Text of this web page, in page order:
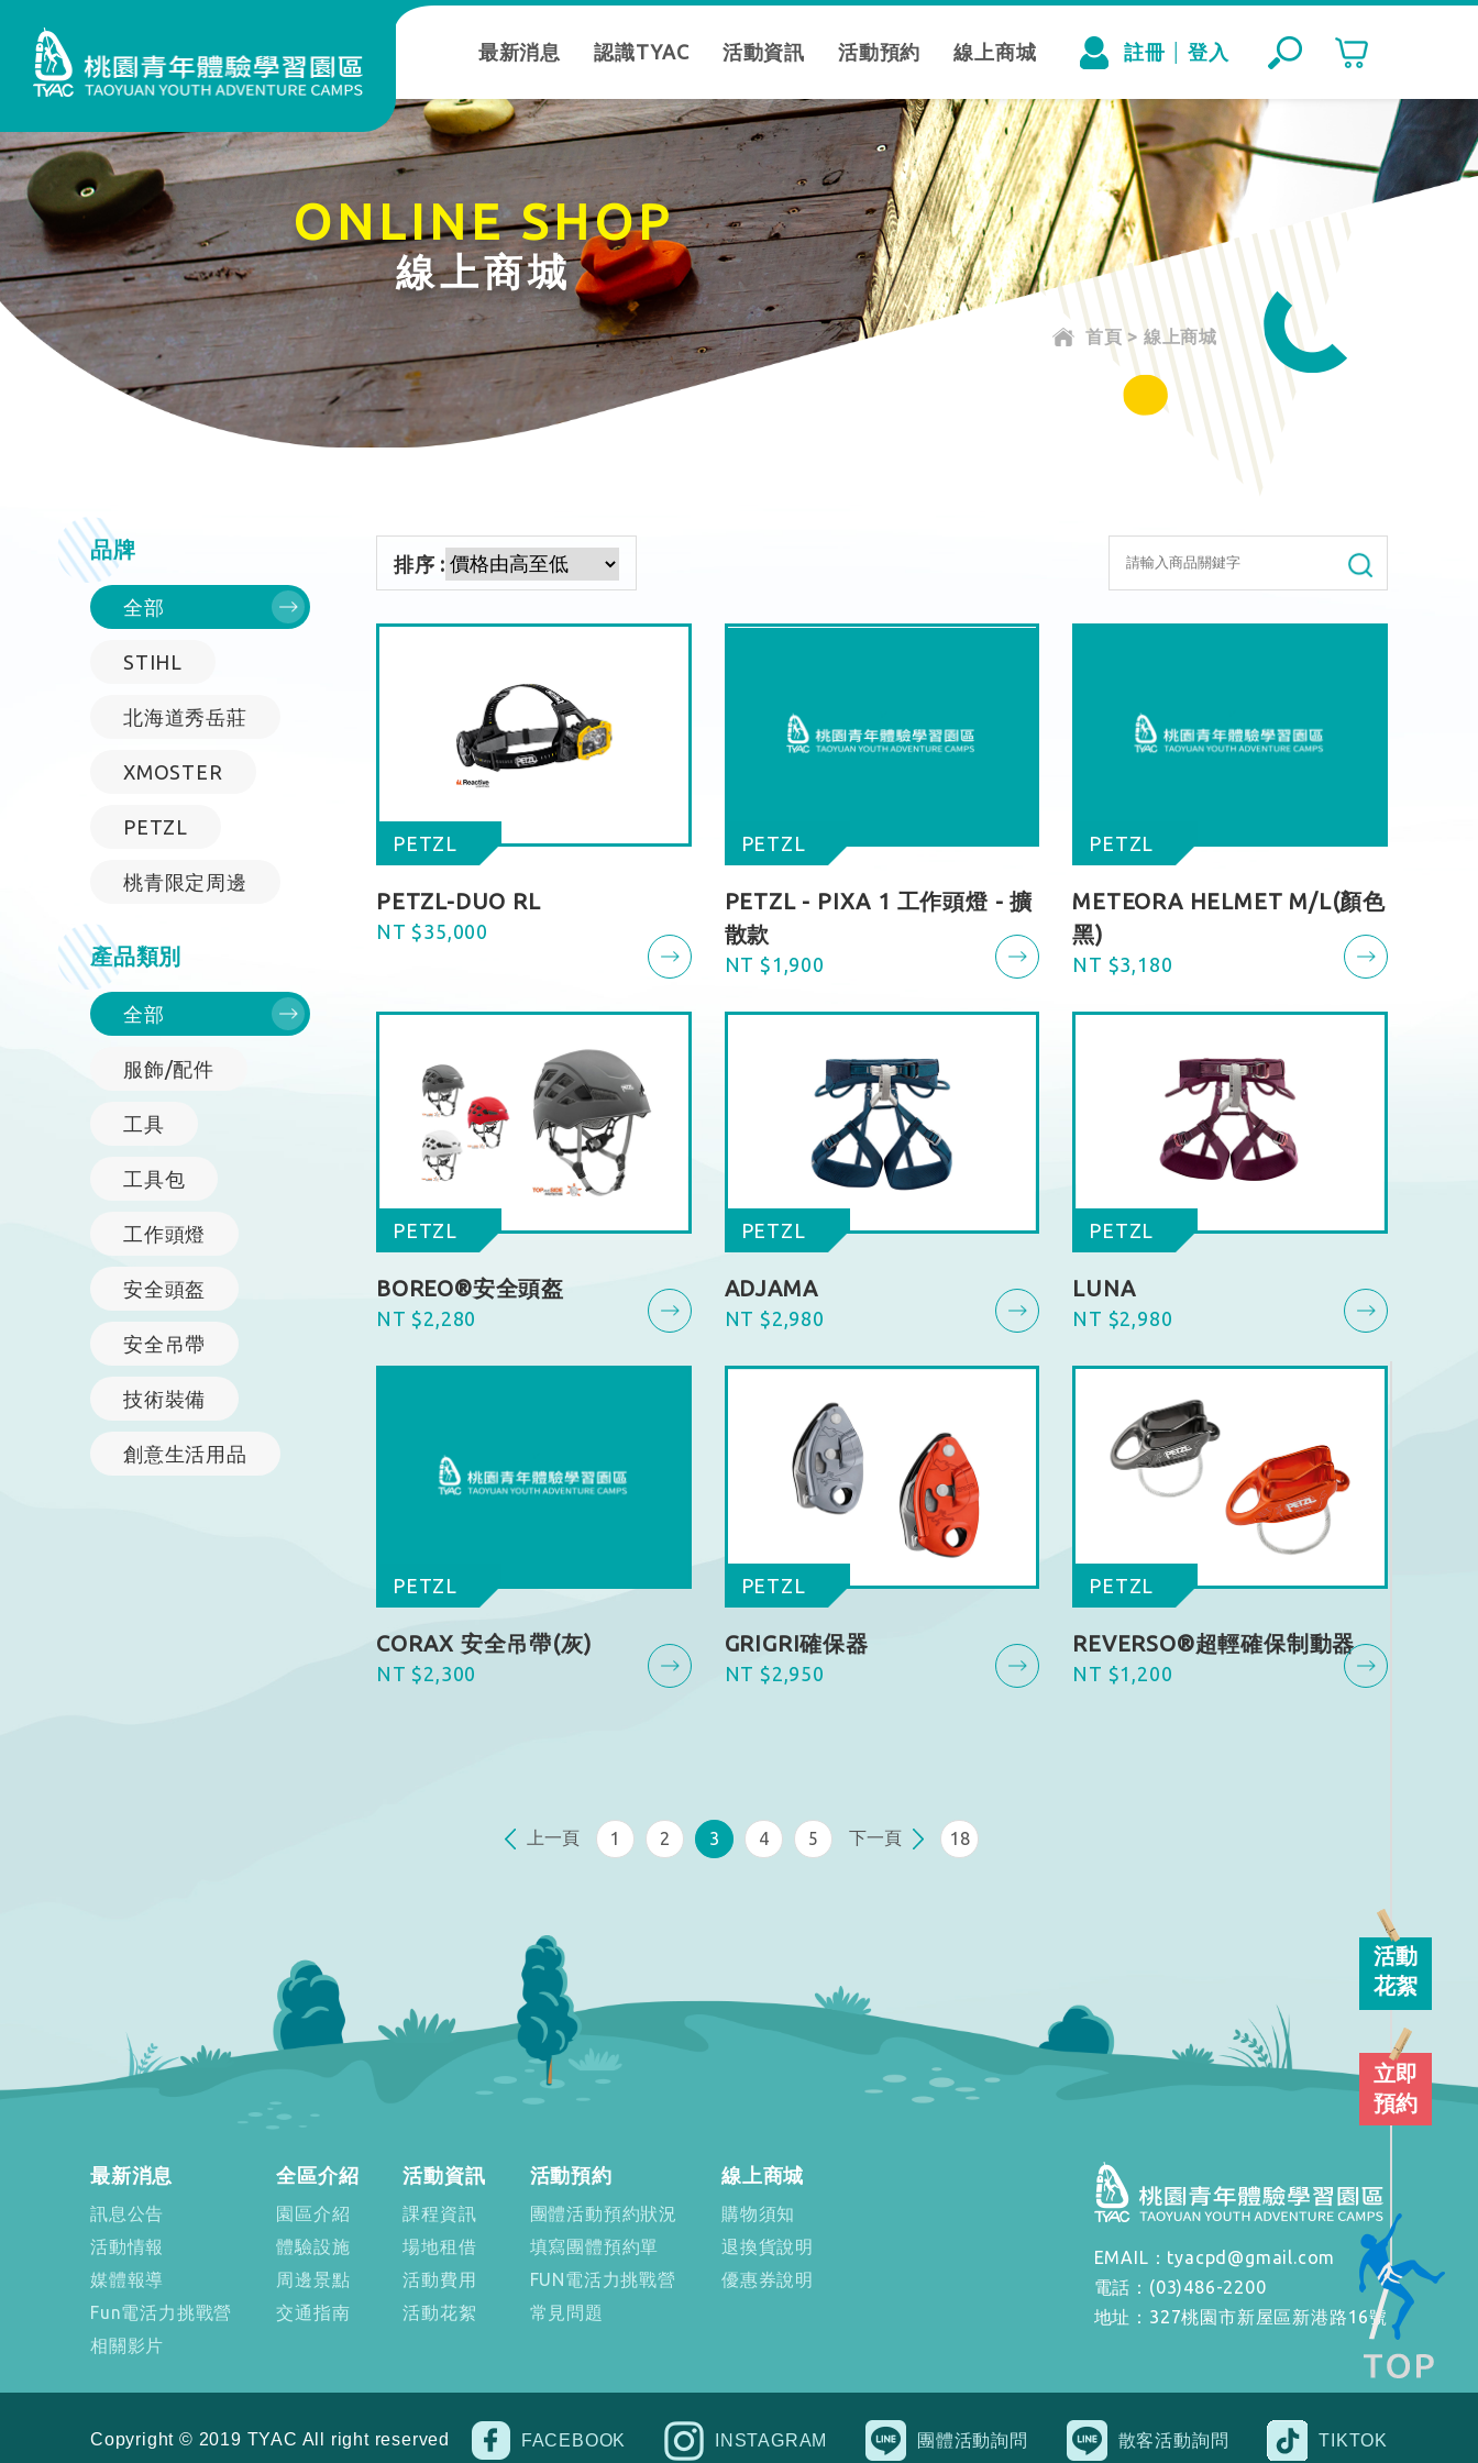
最新消息 認識TYAC 活動資訊 活動預約 線上商城 註冊 登入
ONLINE SHOP
線上商城
首頁 > 線上商城
品牌
全部
STIHL
北海道秀岳莊
XMOSTER
PETZL
桃青限定周邊
產品類別
全部
服飾/配件
工具
工具包
工作頭燈
安全頭盔
安全吊帶
技術裝備
創意生活用品
排序 :
PETZL
PETZL-DUO RL
NT $35,000
PETZL
PETZL - PIXA 1 工作頭燈 - 擴
散款
NT $1,900
PETZL
METEORA HELMET M/L(顏色
黑)
NT $3,180
PETZL
BOREO®安全頭盔
NT $2,280
PETZL
ADJAMA
NT $2,980
PETZL
LUNA
NT $2,980
PETZL
CORAX 安全吊帶(灰)
NT $2,300
PETZL
GRIGRI確保器
NT $2,950
PETZL
REVERSO®超輕確保制動器
NT $1,200
上一頁 1 2 3 4 5 下一頁 18
活動
花絮
立即
預約
最新消息
訊息公告
活動情報
媒體報導
Fun電活力挑戰營
相關影片
全區介紹
園區介紹
體驗設施
周邊景點
交通指南
活動資訊
課程資訊
場地租借
活動費用
活動花絮
活動預約
團體活動預約狀況
填寫團體預約單
FUN電活力挑戰營
常見問題
線上商城
購物須知
退換貨說明
優惠券說明
EMAIL：tyacpd@gmail.com
電話：(03)486-2200
地址：327桃園市新屋區新港路16號
Copyright © 2019 TYAC All right reserved FACEBOOK INSTAGRAM 團體活動詢問 散客活動詢問 TIKTOK